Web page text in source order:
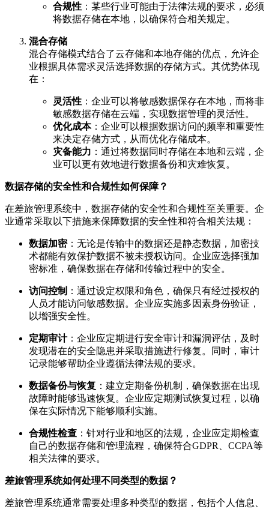
合规性 ：某些行业可能由于法律法规的要求，必须
将数据存储在本地，以确保符合相关规定。
混合存储
混合存储模式结合了云存储和本地存储的优点，允许企
业根据具体需求灵活选择数据的存储方式。其优势体现
在：
灵活性 ：企业可以将敏感数据保存在本地，而将非
敏感数据存储在云端，实现数据管理的灵活性。
优化成本：企业可以根据数据访问的频率和重要性
来决定存储方式，从而优化存储成本。
灾备能力 ：通过将数据同时存储在本地和云端，企
业可以更有效地进行数据备份和灾难恢复。
数据存储的安全性和合规性如何保障？
在差旅管理系统中，数据存储的安全性和合规性至关重要。企
业通常采取以下措施来保障数据的安全性和符合相关法规：
数据加密：无论是传输中的数据还是静态数据，加密技
术都能有效保护数据不被未授权访问。企业应选择强加
密标准，确保数据在存储和传输过程中的安全。
访问控制 ：通过设定权限和角色，确保只有经过授权的
人员才能访问敏感数据。企业应实施多因素身份验证，
以增强安全性。
定期审计：企业应定期进行安全审计和漏洞评估，及时
发现潜在的安全隐患并采取措施进行修复。同时，审计
记录能够帮助企业遵循法律法规的要求。
数据备份与恢复 ：建立定期备份机制，确保数据在出现
故障时能够迅速恢复。企业应定期测试恢复过程，以确
保在实际情况下能够顺利实施。
合规性检查 ：针对行业和地区的法规，企业应定期检查
自己的数据存储和管理流程，确保符合GDPR、CCPA等
相关法律的要求。
差旅管理系统如何处理不同类型的数据？
差旅管理系统通常需要处理多种类型的数据，包括个人信息、